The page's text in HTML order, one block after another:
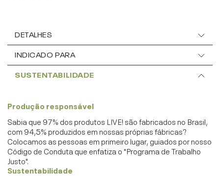
DETALHES
INDICADO PARA
SUSTENTABILIDADE
Produção responsável
Sabia que 97% dos produtos LIVE! são fabricados no Brasil,
com 94,5% produzidos em nossas próprias fábricas?
Colocamos as pessoas em primeiro lugar, guiados por nosso
Código de Conduta que enfatiza o "Programa de Trabalho
Justo".
Sustentabilidade